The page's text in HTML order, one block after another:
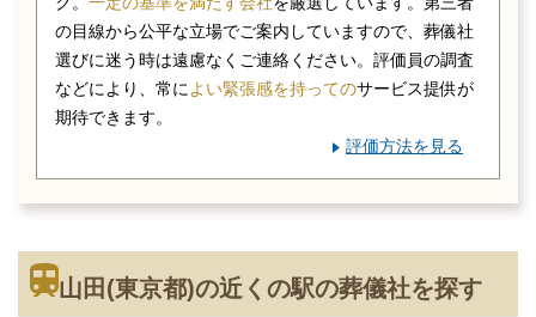
の目線から公平な立場でご案内していますので、葬儀社
選びに迷う時は遠慮なくご連絡ください。評価員の調査
などにより、常に よい緊張感を持ってのサービス提供が
期待できます。
評価方法を見る
山田(東京都)の近くの駅の葬儀社を探す